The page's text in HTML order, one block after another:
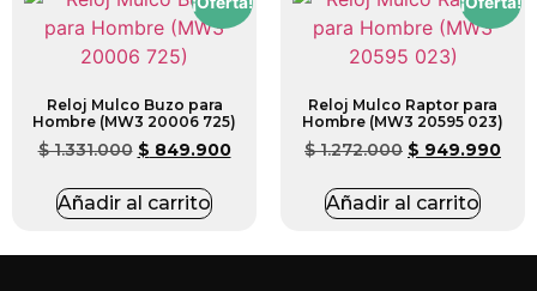
Reloj Mulco Buzo para
Hombre (MW3 20006 725)
$1.331.000 $ 849.900
Añadir al carrito
Reloj Mulco Raptor para
Hombre (MW3 20595 023)
$1.272.000 $ 949.990
Añadir al carrito